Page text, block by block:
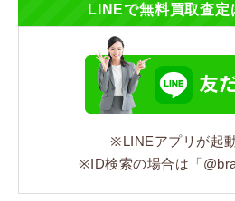
モノグラム
M51135
LINEで無料買取査定
※LINEアプリが起
※ID検索の場合は「